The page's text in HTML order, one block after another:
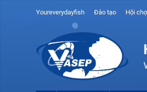
Youreverydayfish Đào tạo Hội